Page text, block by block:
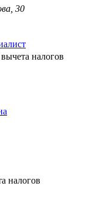
30
налогов
налогов